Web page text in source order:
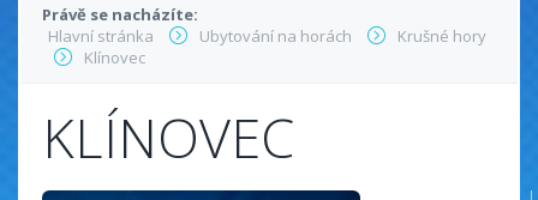
Právě se nacházíte:
Hlavní stránka
Ubytování na horách
Krušné hory
Klínovec
KLÍNOVEC